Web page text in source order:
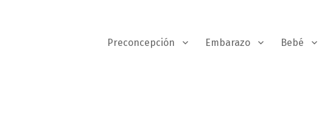
Preconcepción Embarazo Bebé